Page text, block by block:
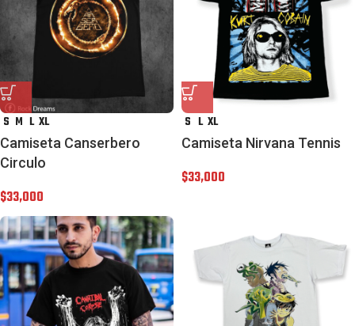
S M L XL
Camiseta Canserbero
Circulo
$33,000
S L XL
Camiseta Nirvana Tennis
$33,000